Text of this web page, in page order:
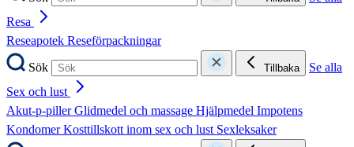
Resa
Reseapotek Reseförpackningar
Sök
Tillbaka
Se alla
Sex och lust
Akut-p-pillerGlidmedel och massage Hjälpmedel Impotens
KondomerKosttillskott inom sex och lust Sexleksaker